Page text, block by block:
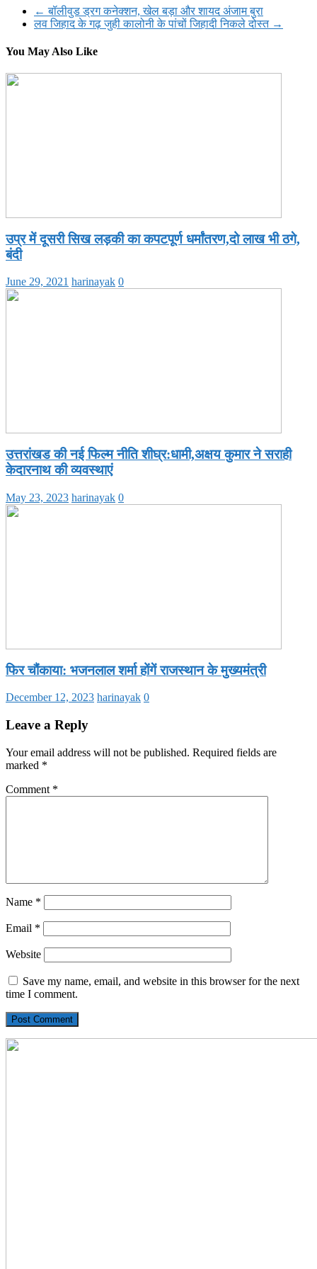
← बॉलीवुड ड्रग कनेक्शन, खेल बड़ा और शायद अंजाम बुरा
लव जिहाद के गढ़ जुही कालोनी के पांचों जिहादी निकले दोस्त →
You May Also Like
उप्र में दूसरी सिख लड़की का कपटपूर्ण धर्मांतरण,दो लाख भी ठगे,
बंदी
June 29, 2021 harinayak 0
उत्तरांखड की नई फिल्म नीति शीघ्र:धामी,अक्षय कुमार ने सराही
केदारनाथ की व्यवस्थाएं
May 23, 2023 harinayak 0
फिर चौंकाया: भजनलाल शर्मा होंगें राजस्थान के मुख्यमंत्री
December 12, 2023 harinayak 0
Leave a Reply
Your email address will not be published. Required fields are
marked *
Comment *
Name *
Email *
Website
Save my name, email, and website in this browser for the next
time I comment.